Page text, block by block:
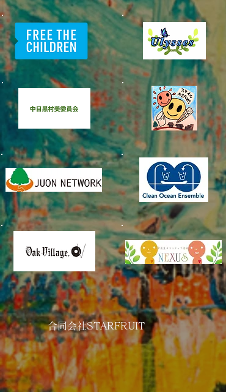
​合同会社STARFRUIT